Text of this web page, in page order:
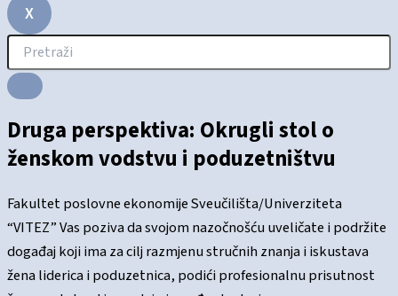
X
Druga perspektiva: Okrugli stol o
ženskom vodstvu i poduzetništvu
Fakultet poslovne ekonomije Sveučilišta/Univerziteta
“VITEZ” Vas poziva da svojom nazočnošću uveličate i podržite
događaj koji ima za cilj razmjenu stručnih znanja i iskustava
žena liderica i poduzetnica, podići profesionalnu prisutnost